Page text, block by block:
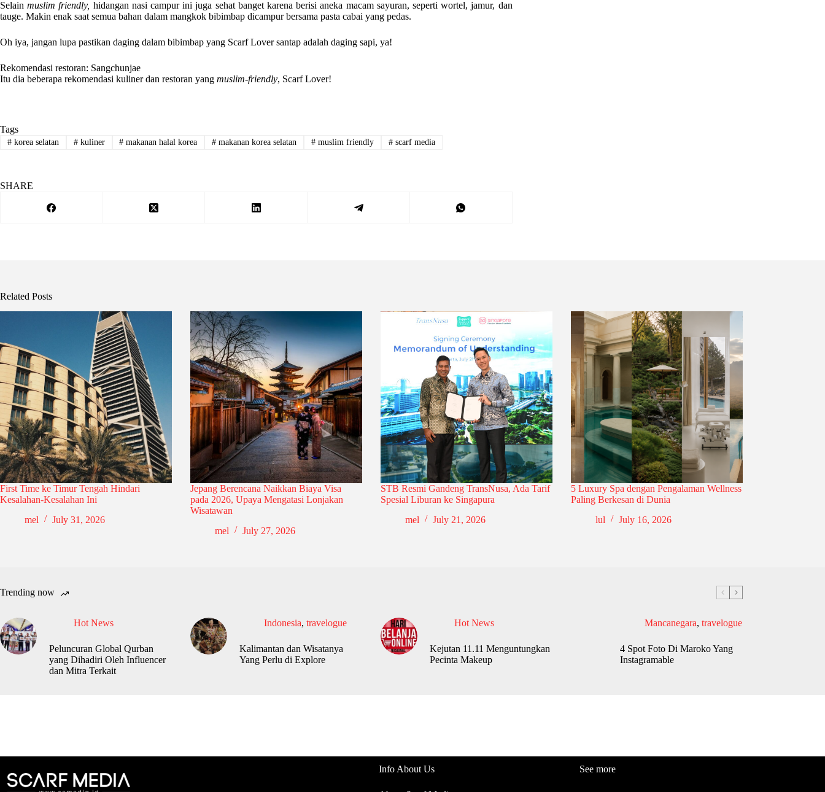
Selainmuslim friendly, hidangan nasi campur ini juga sehat banget karena berisi aneka macam sayuran, seperti wortel, jamur, dan
tauge. Makin enak saat semua bahan dalam mangkok bibimbap dicampur bersama pasta cabai yang pedas.
Oh iya, jangan lupa pastikan daging dalam bibimbap yang Scarf Lover santap adalah daging sapi, ya!
Rekomendasi restoran: Sangchunjae
Itu dia beberapa rekomendasi kuliner dan restoran yang muslim-friendly, Scarf Lover!
Tags
#korea selatan #kuliner # makanan halal korea # makanan korea selatan # muslim friendly #scarf media
SHARE
Related Posts
First Time ke Timur Tengah Hindari
Kesalahan-Kesalahan Ini
mel
July 31, 2026
Jepang Berencana Naikkan Biaya Visa
pada 2026, Upaya Mengatasi Lonjakan
Wisatawan
mel
July 27, 2026
STB Resmi Gandeng TransNusa, Ada Tarif
Spesial Liburan ke Singapura
mel
July 21, 2026
5 Luxury Spa dengan Pengalaman Wellness
Paling Berkesan di Dunia
lul
July 16, 2026
Trending now
Hot News
Peluncuran Global Qurban
yang Dihadiri Oleh Influencer
dan Mitra Terkait
Indonesia, travelogue
Kalimantan dan Wisatanya
Yang Perlu di Explore
Hot News
Kejutan 11.11 Menguntungkan
Pecinta Makeup
Mancanegara, travelogue
4 Spot Foto Di Maroko Yang
Instagramable
Info About Us See more